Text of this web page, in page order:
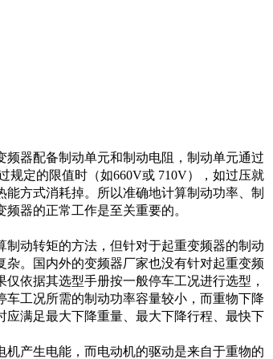
器配备制动单元和制动电阻，制动单元通过
规定的限值时（如660V或 710V），如过压就
方式消耗掉。所以准确地计算制动功率、制
器的正常工作是至关重要的。
制动转矩的方法，但针对于起重变频器的制动
。国内外的变频器厂家也没有针对起重变频
依据其选型手册按一般停车工况进行选型，
工况所需的制动功率容量较小，而重物下降
应满足最大下降重量、最大下降行程、最快下
产生电能，而电动机的驱动是来自于重物的